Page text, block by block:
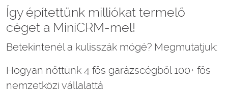
Így építettünk milliókat termelő
céget a MiniCRM-mel!
Betekintenél a kulisszák mögé? Megmutatjuk:
Hogyan nőttünk 4 fős garázscégből 100+ fős
nemzetközi vállalattá